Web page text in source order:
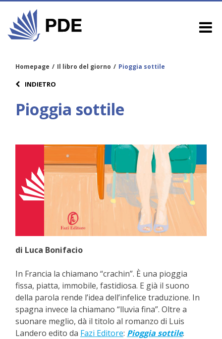
Homepage / Il libro del giorno / Pioggia sottile
INDIETRO
Pioggia sottile
di Luca Bonifacio
In Francia la chiamano “crachin”. È una pioggia
fissa, piatta, immobile, fastidiosa. E già il suono
della parola rende l’idea dell’infelice traduzione. In
spagna invece la chiamano “lluvia fina”. Oltre a
suonare meglio, dà il titolo al romanzo di Luis
Landero edito da Fazi Editore: Pioggia sottile.